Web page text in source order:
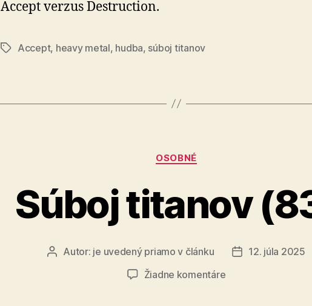
Accept verzus Destruction.
ZnačkyAccept, heavy metal, hudba, súboj titanov
Kategórie
OSOBNÉ
Súboj titanov
AutorAutor: je uvedený priamo v článku
Dátum
12. júla 2025
Žiadne komentárena